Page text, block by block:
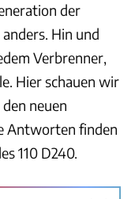
der
Hin und
Verbrenner,
Hier schauen wir
neuen
Antworten finden
110 D240.